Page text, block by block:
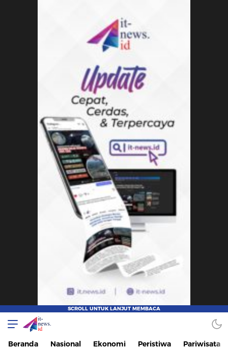
IT-NEWS
Update Cepat, Cerdas, dan Terpercaya
Beranda Nasional Ekonomi Peristiwa Pariwisata